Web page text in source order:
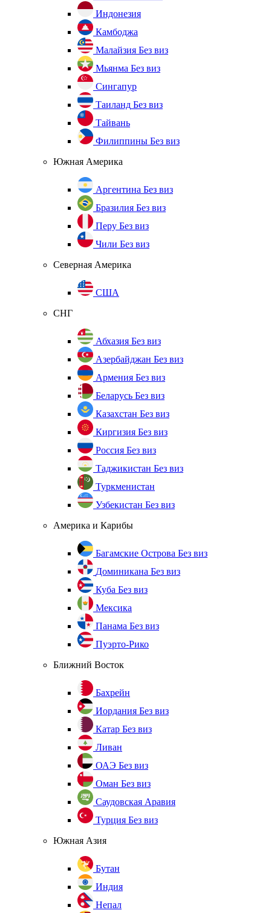
Индонезия
Камбоджа
Малайзия Без виз
Мьянма Без виз
Сингапур
Таиланд Без виз
Тайвань
Филиппины Без виз
Южная Америка
Аргентина Без виз
Бразилия Без виз
Перу Без виз
Чили Без виз
Северная Америка
США
СНГ
Абхазия Без виз
Азербайджан Без виз
Армения Без виз
Беларусь Без виз
Казахстан Без виз
Киргизия Без виз
Россия Без виз
Таджикистан Без виз
Туркменистан
Узбекистан Без виз
Америка и Карибы
Багамские Острова Без виз
Доминикана Без виз
Куба Без виз
Мексика
Панама Без виз
Пуэрто-Рико
Ближний Восток
Бахрейн
Иордания Без виз
Катар Без виз
Ливан
ОАЭ Без виз
Оман Без виз
Саудовская Аравия
Турция Без виз
Южная Азия
Бутан
Индия
Непал